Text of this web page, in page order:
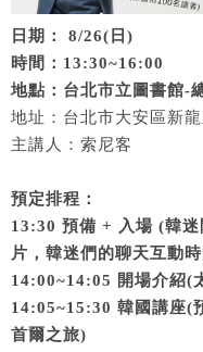
日期： 8/26(日)
時間：13:30~16:00
地點：台北市立圖書館-
地址：台北市大安區新
主講人：索尼客
預定排程：
13:30 預備 + 入場 (韓
片，韓迷們的聊天互動
14:00~14:05 開場介紹(
14:05~15:30 韓國講座(
首爾之旅)